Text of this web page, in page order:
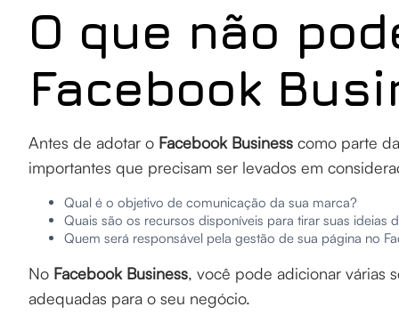
O que não
Facebook
Antes de adotar o Facebook Business como parte da
importantes que precisam ser levados em
Qual é o objetivo de comunicação da sua marca?
Quais são os recursos disponíveis para tirar suas ideias
Quem será responsável pela gestão de sua página no
No Facebook Business, você pode adicionar várias
adequadas para o seu negócio.